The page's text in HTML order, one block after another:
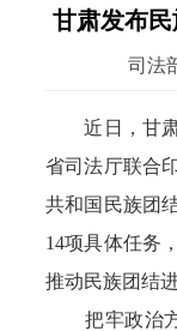
甘肃发布
司法
近日，甘肃
省司法厅联合
共和国民族团
14项具体任务
推动民族团结
把牢政治方